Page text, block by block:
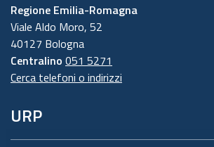
Regione Emilia-Romagna
Viale Aldo Moro, 52
40127 Bologna
Centralino 051 5271
Cerca telefoni o indirizzi
URP